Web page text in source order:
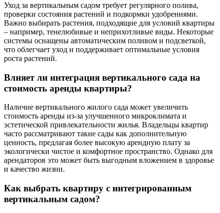
Уход за вертикальным садом требует регулярного полива,
проверки состояния растений и подкормки удобрениями.
Важно выбирать растения, подходящие для условий квартиры
– например, тенелюбивые и неприхотливые виды. Некоторые
системы оснащены автоматическим поливом и подсветкой,
что облегчает уход и поддерживает оптимальные условия
роста растений.
Влияет ли интеграция вертикального сада на
стоимость аренды квартиры?
Наличие вертикального жилого сада может увеличить
стоимость аренды из-за улучшенного микроклимата и
эстетической привлекательности жилья. Владельцы квартир
часто рассматривают такие сады как дополнительную
ценность, предлагая более высокую арендную плату за
экологически чистое и комфортное пространство. Однако для
арендаторов это может быть выгодным вложением в здоровье
и качество жизни.
Как выбрать квартиру с интегрированным
вертикальным садом?